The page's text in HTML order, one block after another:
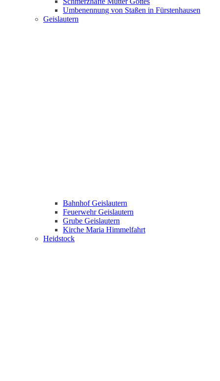
Umbenennung von Staßen in Fürstenhausen
Geislautern
Bahnhof Geislautern
Feuerwehr Geislautern
Grube Geislautern
Kirche Maria Himmelfahrt
Heidstock